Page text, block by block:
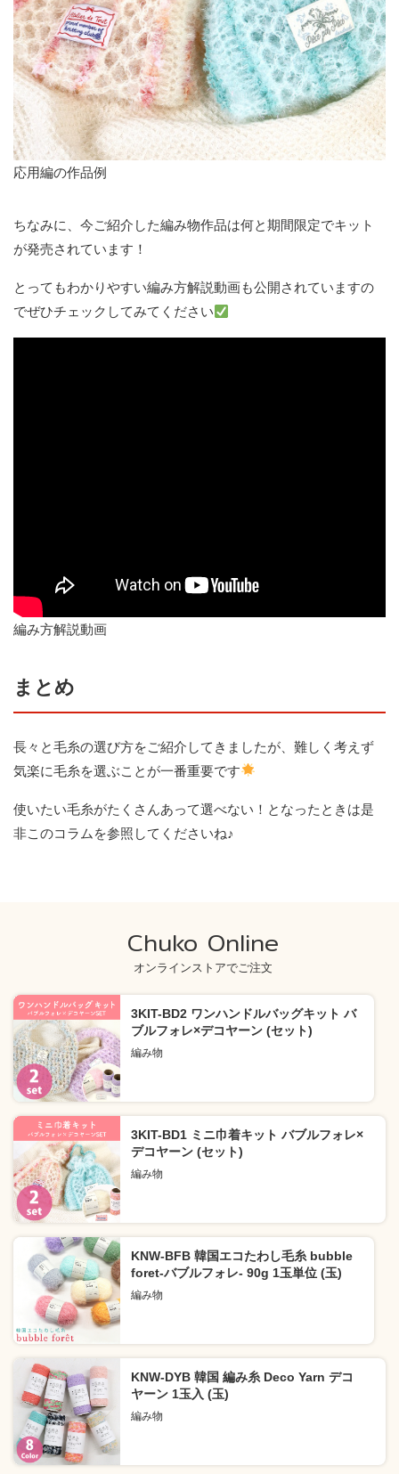
応用編の作品例
ちなみに、今ご紹介した編み物作品は何と期間限定でキット
が発売されています！
とってもわかりやすい編み方解説動画も公開されていますの
でぜひチェックしてみてください
編み方解説動画
まとめ
長々と毛糸の選び方をご紹介してきましたが、難しく考えず
気楽に毛糸を選ぶことが一番重要です
使いたい毛糸がたくさんあって選べない！となったときは是
非このコラムを参照してくださいね♪
Chuko Online
オンラインストアでご注文
3KIT-BD2 ワンハンドルバッグキット バ
ブルフォレ×デコヤーン (セット)
編み物
3KIT-BD1 ミニ巾着キット バブルフォレ×
デコヤーン (セット)
編み物
KNW-BFB 韓国エコたわし毛糸 bubble
foret-バブルフォレ- 90g 1玉単位 (玉)
編み物
KNW-DYB 韓国 編み糸 Deco Yarn デコ
ヤーン 1玉入 (玉)
編み物